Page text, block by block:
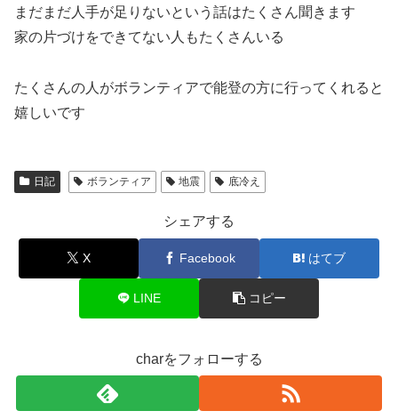
まだまだ人手が足りないという話はたくさん聞きます
家の片づけをできてない人もたくさんいる
たくさんの人がボランティアで能登の方に行ってくれると
嬉しいです
日記 ボランティア 地震 底冷え
シェアする
X Facebook はてブ
LINE コピー
charをフォローする